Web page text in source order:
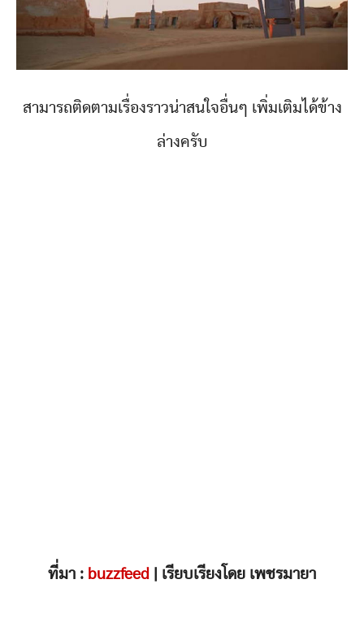
สามารถติดตามเรื่องราวน่าสนใจอื่นๆ เพิ่มเติมได้ข้าง
ล่างครับ
ที่มา : buzzfeed | เรียบเรียงโดย เพชรมายา